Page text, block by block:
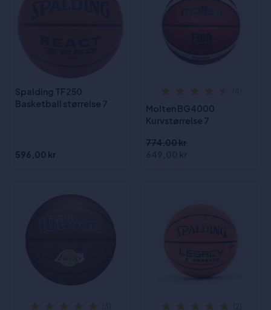
Spalding TF250
Basketball størrelse 7
596,00 kr
Molten BG4000
Kurvstørrelse 7
774,00 kr
649,00 kr